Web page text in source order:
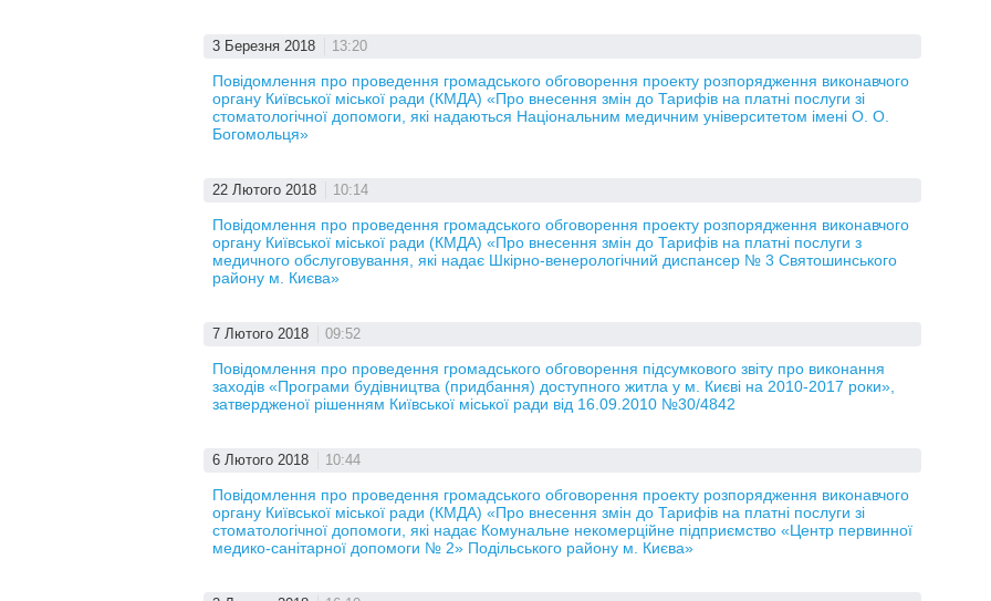
3 Березня 2018 13:20
Повідомлення про проведення громадського обговорення проекту розпорядження виконавчого
органу Київської міської ради (КМДА) «Про внесення змін до Тарифів на платні послуги зі
стоматологічної допомоги, які надаються Національним медичним університетом імені О. О.
Богомольця»
22 Лютого 2018 10:14
Повідомлення про проведення громадського обговорення проекту розпорядження виконавчого
органу Київської міської ради (КМДА) «Про внесення змін до Тарифів на платні послуги з
медичного обслуговування, які надає Шкірно-венерологічний диспансер № 3 Святошинського
району м. Києва»
7 Лютого 2018 09:52
Повідомлення про проведення громадського обговорення підсумкового звіту про виконання
заходів «Програми будівництва (придбання) доступного житла у м. Києві на 2010-2017 роки»,
затвердженої рішенням Київської міської ради від 16.09.2010 №30/4842
6 Лютого 2018 10:44
Повідомлення про проведення громадського обговорення проекту розпорядження виконавчого
органу Київської міської ради (КМДА) «Про внесення змін до Тарифів на платні послуги зі
стоматологічної допомоги, які надає Комунальне некомерційне підприємство «Центр первинної
медико-санітарної допомоги № 2» Подільського району м. Києва»